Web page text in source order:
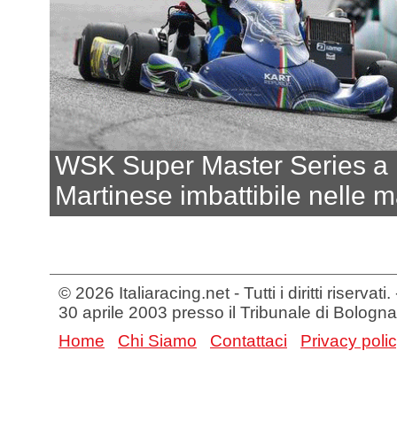
WSK Super Master Series a
Martinese imbattibile nelle
© 2026 Italiaracing.net - Tutti i diritti
30 aprile 2003 presso il Tribunale di Bologna
Home
Chi Siamo Contattaci Privacy